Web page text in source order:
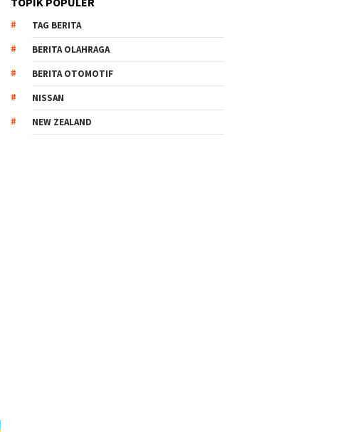
TAG BERITA
BERITA OLAHRAGA
BERITA OTOMOTIF
NISSAN
NEW ZEALAND